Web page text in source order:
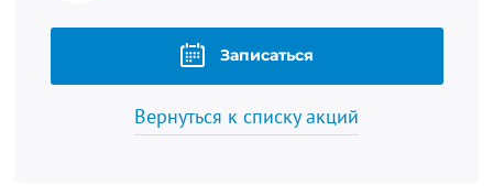
Записаться
Вернуться к списку акций